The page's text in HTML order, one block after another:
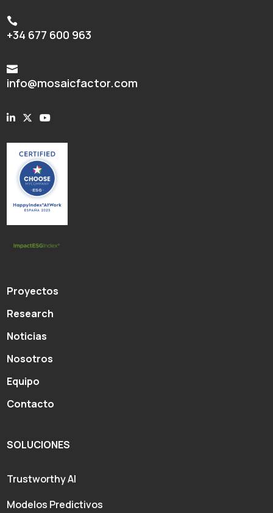

+34 677 600 963

info@mosaicfactor.com
Proyectos
Research
Noticias
Nosotros
Equipo
Contacto
SOLUCIONES
Trustworthy AI
Modelos Predictivos